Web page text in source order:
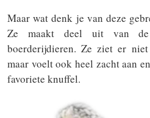
Maar wat denk je van deze
Ze maakt deel uit van de
boerderijdieren. Ze ziet er
maar voelt ook heel zacht aan
favoriete knuffel.